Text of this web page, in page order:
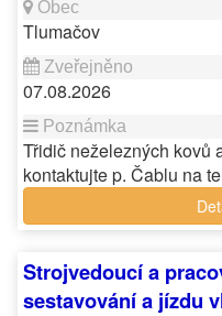
Tlumačov
07.08.2026
Třidič neželezných kovů
kontaktujte p. Čablu na
Strojvedoucí a
sestavování a jízdu